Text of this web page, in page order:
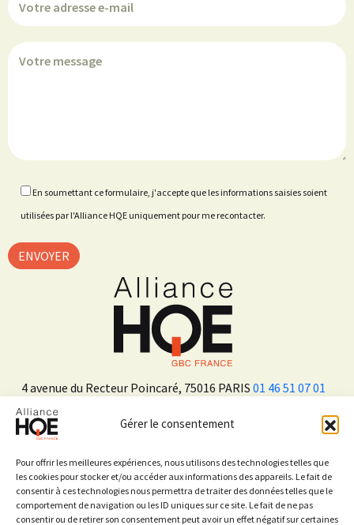
Gérer le consentement
Pour offrir les meilleures expériences, nous utilisons des technologies telles que
les cookies pour stocker et/ou accéder aux informations des appareils. Le fait de
consentir à ces technologies nous permettra de traiter des données telles que le
comportement de navigation ou les ID uniques sur ce site. Le fait de ne pas
consentir ou de retirer son consentement peut avoir un effet négatif sur certaines
4 avenue du Recteur Poincaré, 75016 PARIS 01 46 51 07 01
Sur les réseaux sociaux
En soumettant ce formulaire, j'accepte que les informations saisies soient
utilisées par l'Alliance HQE uniquement pour me recontacter.